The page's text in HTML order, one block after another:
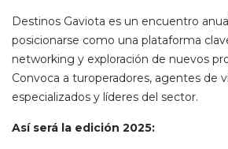
Destinos Gaviota es un encuentro
posicionarse como una plataforma
networking y exploración de nuevos
Convoca a turoperadores, agentes de
especializados y líderes del sector.
Así será la edición 2025: